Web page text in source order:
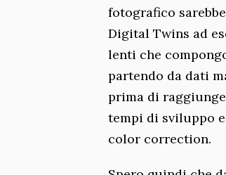
fotografico
Digital Twins ad
lenti che
partendo da dati
prima di
tempi di sviluppo
color correction.